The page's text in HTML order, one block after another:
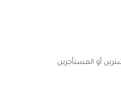
أو المستأجرين